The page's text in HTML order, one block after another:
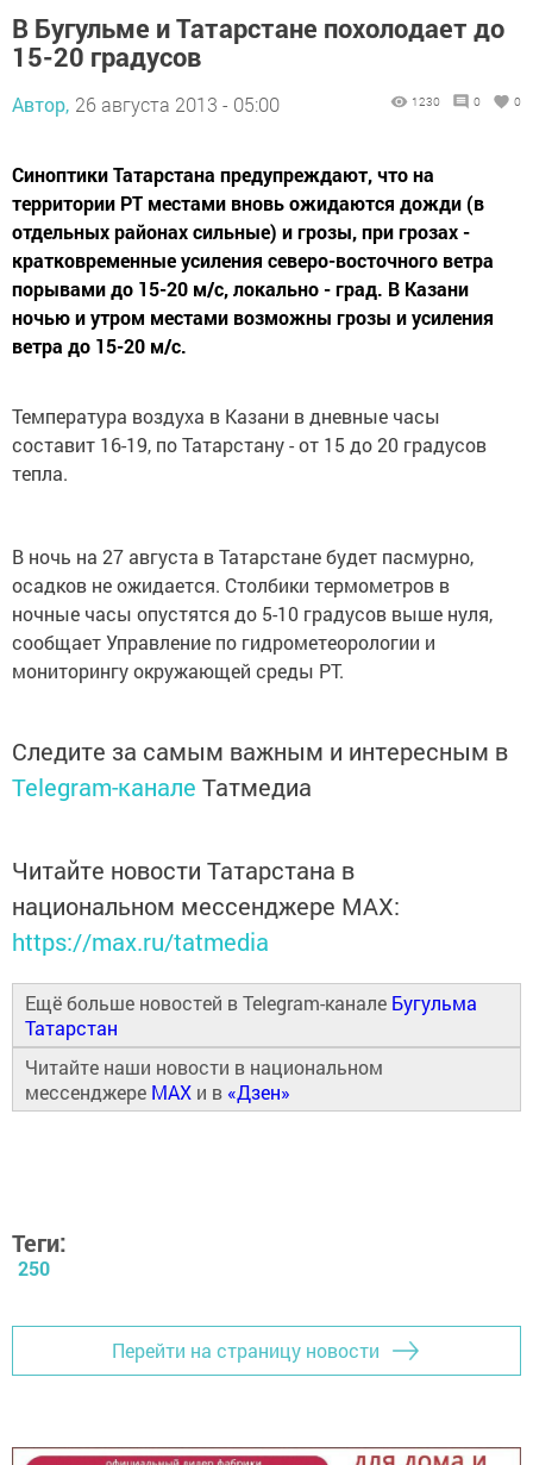
В Бугульме и Татарстане похолодает до
15-20 градусов
Автор, 26 августа 2013 - 05:00 1230 0 0
Синоптики Татарстана предупреждают, что на
территории РТ местами вновь ожидаются дожди (в
отдельных районах сильные) и грозы, при грозах -
кратковременные усиления северо-восточного ветра
порывами до 15-20 м/с, локально - град. В Казани
ночью и утром местами возможны грозы и усиления
ветра до 15-20 м/с.
Температура воздуха в Казани в дневные часы
составит 16-19, по Татарстану - от 15 до 20 градусов
тепла.
В ночь на 27 августа в Татарстане будет пасмурно,
осадков не ожидается. Столбики термометров в
ночные часы опустятся до 5-10 градусов выше нуля,
сообщает Управление по гидрометеорологии и
мониторингу окружающей среды РТ.
Следите за самым важным и интересным в
Telegram-канале Татмедиа
Читайте новости Татарстана в
национальном мессенджере MАХ:
https://max.ru/tatmedia
Ещё больше новостей в Telegram-канале Бугульма
Татарстан
Читайте наши новости в национальном
мессенджере MAX и в «Дзен»
Теги:
250
Перейти на страницу новости